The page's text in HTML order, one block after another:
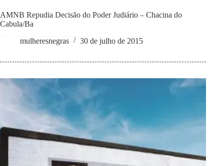
AMNB Repudia Decisão do Poder Judiário – Chacina do
Cabula/Ba
mulheresnegras
30 de julho de 2015